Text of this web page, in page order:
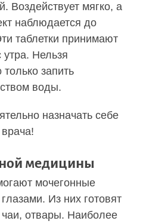
Воздействует мягко, а
наблюдается до
таблетки принимают
утра. Нельзя
запить
воды.
назначать себе
медицины
мочегонные
Из них готовят
отвары. Наиболее